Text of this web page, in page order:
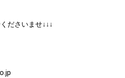
ださいませ↓↓↓